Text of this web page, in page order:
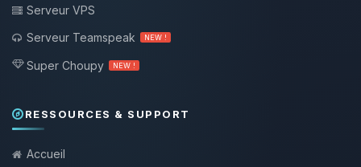
Serveur VPS
Serveur Teamspeak
NEW !
Super Choupy NEW !
RESSOURCES & SUPPORT
Accueil